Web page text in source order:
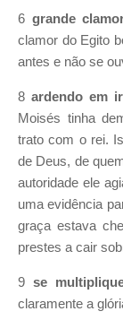
6 grande
clamor do Egito
antes e não se
8 ardendo em
Moisés tinha
trato com o rei.
de Deus, de
autoridade ele
uma evidência
graça estava
prestes a cair
9 se
claramente a